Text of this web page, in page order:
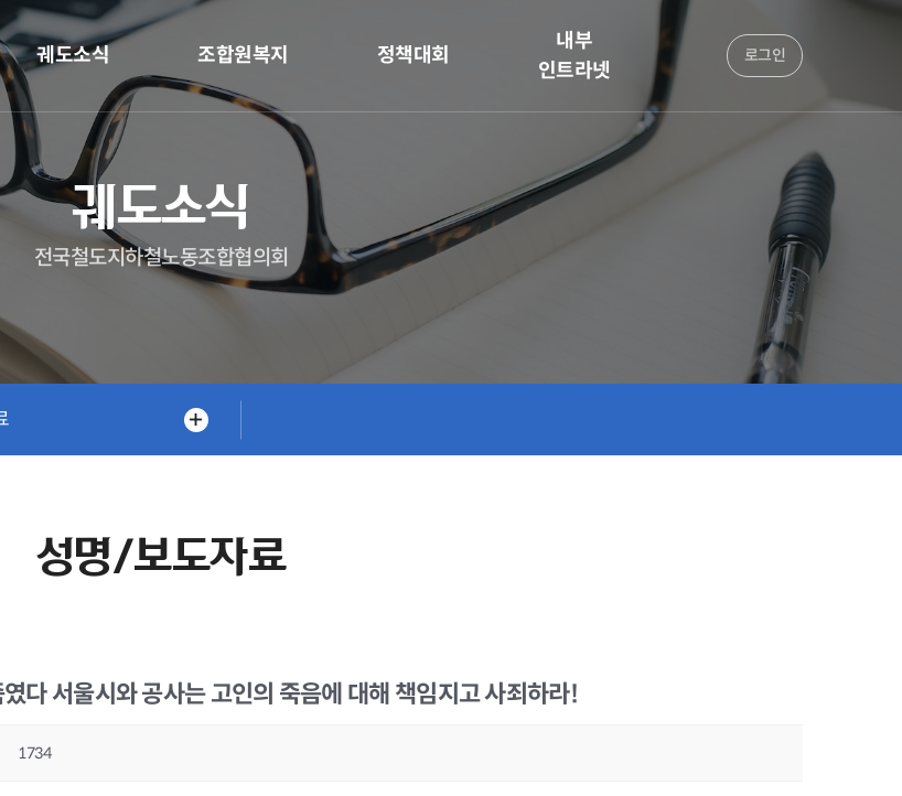
궤도소식 조합원복지 정책대회
내부
인트라넷
로그인
궤도소식
전국철도지하철노동조합협의회
성명/보도자료
다 서울시와 공사는 고인의 죽음에 대해 책임지고 사죄하라!
1734